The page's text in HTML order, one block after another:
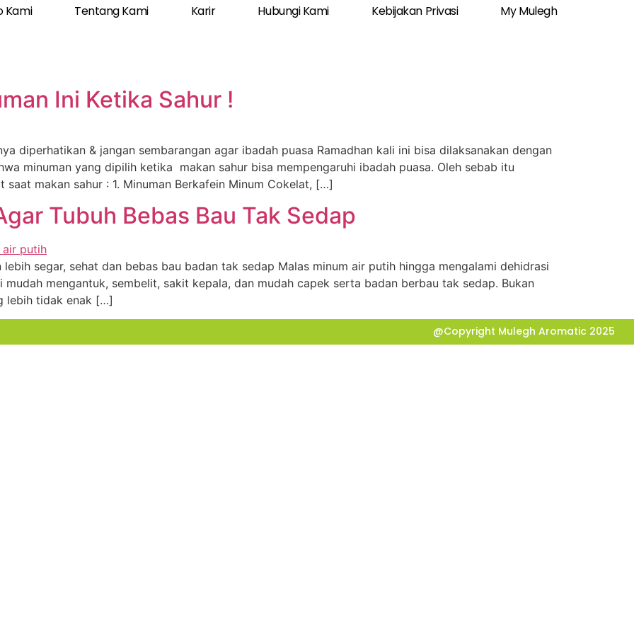
Kami Tentang Kami Karir Hubungi Kami Kebijakan Privasi My Mulegh
Ini Ketika Sahur !
diperhatikan & jangan sembarangan agar ibadah puasa Ramadhan kali ini bisa dilaksanakan dengan
minuman yang dipilih ketika makan sahur bisa mempengaruhi ibadah puasa. Oleh sebab itu
makan sahur : 1. Minuman Berkafein Minum Cokelat, […]
Tubuh Bebas Bau Tak Sedap
segar, sehat dan bebas bau badan tak sedap Malas minum air putih hingga mengalami dehidrasi
mengantuk, sembelit, sakit kepala, dan mudah capek serta badan berbau tak sedap. Bukan
lebih tidak enak […]
@Copyright Mulegh Aromatic 2025